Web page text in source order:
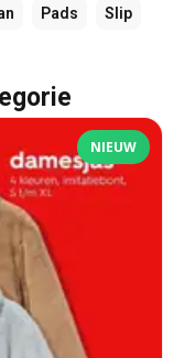
Pads Slip
NIEUW